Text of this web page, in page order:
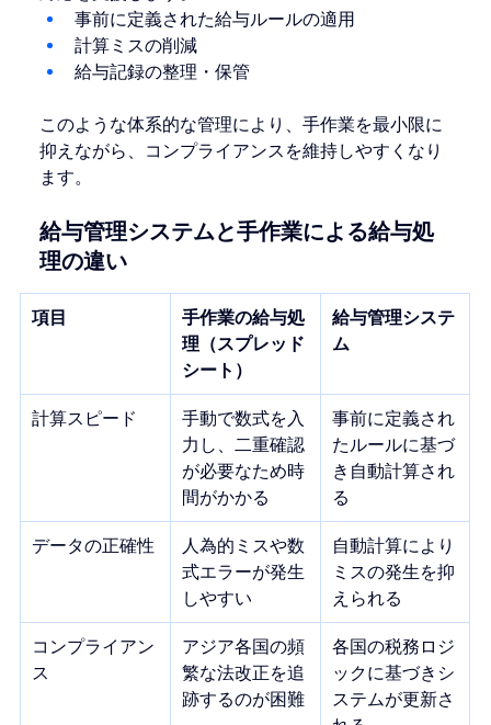
事前に定義された給与ルールの適用
計算ミスの削減
給与記録の整理・保管
このような体系的な管理により、手作業を最小限に
抑えながら、コンプライアンスを維持しやすくなり
ます。
給与管理システムと手作業による給与処
理の違い
項目
手作業の給与処
理（スプレッド
シート）
給与管理システ
ム
計算スピード
手動で数式を入
力し、二重確認
が必要なため時
間がかかる
事前に定義され
たルールに基づ
き自動計算され
る
データの正確性
人為的ミスや数
式エラーが発生
しやすい
自動計算により
ミスの発生を抑
えられる
コンプライアン
ス
アジア各国の頻
繁な法改正を追
跡するのが困難
各国の税務ロジ
ックに基づきシ
ステムが更新さ